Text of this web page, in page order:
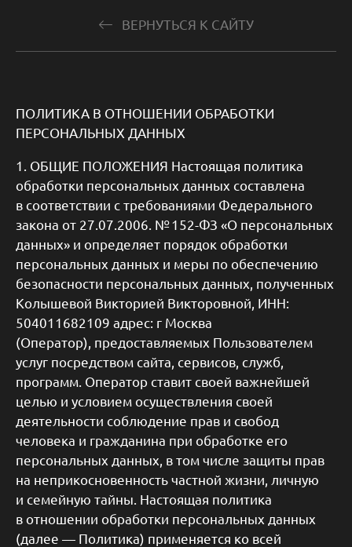
ВЕРНУТЬСЯ К САЙТУ
ПОЛИТИКА В ОТНОШЕНИИ ОБРАБОТКИ
ПЕРСОНАЛЬНЫХ ДАННЫХ
1. ОБЩИЕ ПОЛОЖЕНИЯ Настоящая политика
обработки персональных данных составлена
в соответствии с требованиями Федерального
закона от 27.07.2006. № 152-ФЗ «О персональных
данных» и определяет порядок обработки
персональных данных и меры по обеспечению
безопасности персональных данных, полученных
Колышевой Викторией Викторовной, ИНН:
504011682109 адрес: г Москва
(Оператор), предоставляемых Пользователем
услуг посредством сайта, сервисов, служб,
программ. Оператор ставит своей важнейшей
целью и условием осуществления своей
деятельности соблюдение прав и свобод
человека и гражданина при обработке его
персональных данных, в том числе защиты прав
на неприкосновенность частной жизни, личную
и семейную тайны. Настоящая политика
в отношении обработки персональных данных
(далее — Политика) применяется ко всей